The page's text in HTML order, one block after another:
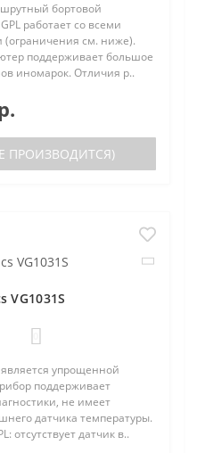
бортовой
работает со всеми
см. ниже).
поддерживает большое
иномарок. Отличия р..
ПРОИЗВОДИТСЯ)
VG1031S
упрощенной
поддерживает
не имеет
датчика температуры.
отсутствует датчик в..